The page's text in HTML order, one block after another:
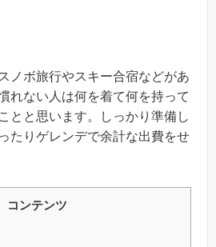
ノボ旅行やスキー合宿などがあ
れない人は何を着て何を持って
とと思います。しっかり準備し
たりゲレンデで余計な出費をせ
コンテンツ